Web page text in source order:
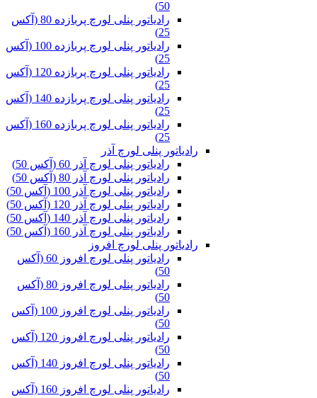
50)
رادیاتور پنلی لورچ پربازده 80 (آکس
25)
رادیاتور پنلی لورچ پربازده 100 (آکس
25)
رادیاتور پنلی لورچ پربازده 120 (آکس
25)
رادیاتور پنلی لورچ پربازده 140 (آکس
25)
رادیاتور پنلی لورچ پربازده 160 (آکس
25)
رادیاتور پنلی لورچ آذر
رادیاتور پنلی لورچ آذر 60 (آکس 50)
رادیاتور پنلی لورچ آذر 80 (آکس 50)
رادیاتور پنلی لورچ آذر 100 (آکس 50)
رادیاتور پنلی لورچ آذر 120 (آکس 50)
رادیاتور پنلی لورچ آذر 140 (آکس 50)
رادیاتور پنلی لورچ آذر 160 (آکس 50)
رادیاتور پنلی لورچ افروز
رادیاتور پنلی لورچ افروز 60 (آکس
50)
رادیاتور پنلی لورچ افروز 80 (آکس
50)
رادیاتور پنلی لورچ افروز 100 (آکس
50)
رادیاتور پنلی لورچ افروز 120 (آکس
50)
رادیاتور پنلی لورچ افروز 140 (آکس
50)
رادیاتور پنلی لورچ افروز 160 (آکس